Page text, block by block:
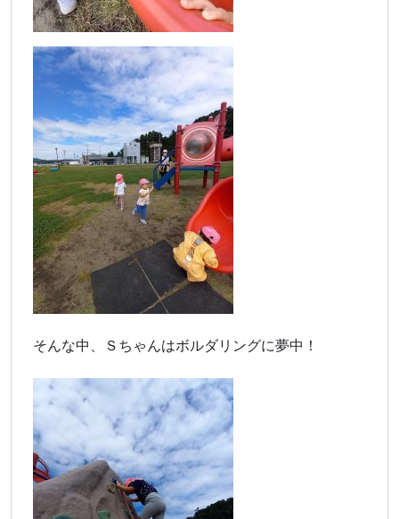
そんな中、Ｓちゃんはボルダリングに夢中！